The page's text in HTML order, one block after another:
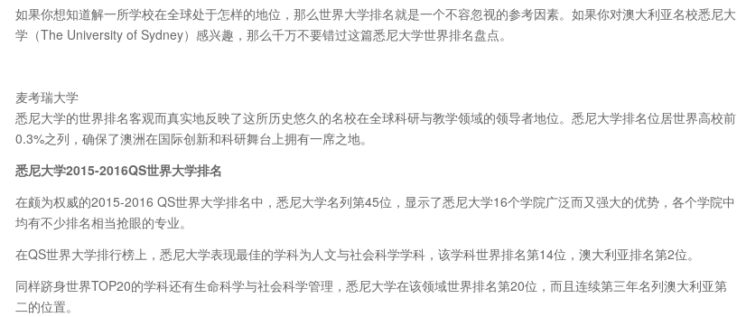
如果你想知道解一所学校在全球处于怎样的地位，那么世界大学排名就是一个不容忽视的参考因素。如果你对澳大利亚名校悉尼大
学（The University of Sydney）感兴趣，那么千万不要错过这篇悉尼大学世界排名盘点。
麦考瑞大学
悉尼大学的世界排名客观而真实地反映了这所历史悠久的名校在全球科研与教学领域的领导者地位。悉尼大学排名位居世界高校前
0.3%之列，确保了澳洲在国际创新和科研舞台上拥有一席之地。
悉尼大学2015-2016QS世界大学排名
在颇为权威的2015-2016 QS世界大学排名中，悉尼大学名列第45位，显示了悉尼大学16个学院广泛而又强大的优势，各个学院中
均有不少排名相当抢眼的专业。
在QS世界大学排行榜上，悉尼大学表现最佳的学科为人文与社会科学学科，该学科世界排名第14位，澳大利亚排名第2位。
同样跻身世界TOP20的学科还有生命科学与社会科学管理，悉尼大学在该领域世界排名第20位，而且连续第三年名列澳大利亚第
二的位置。